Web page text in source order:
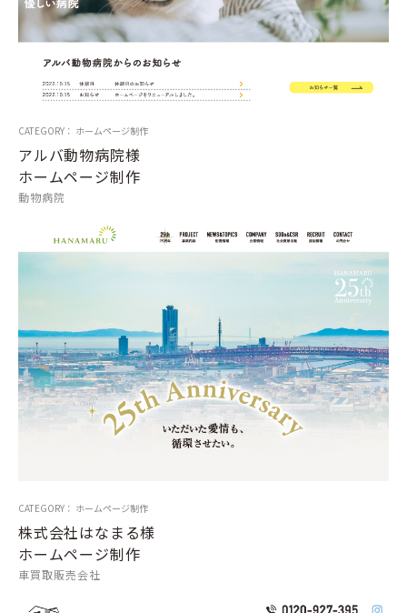
CATEGORY： ホームページ制作
アルバ動物病院様
ホームページ制作
動物病院
CATEGORY： ホームページ制作
株式会社はなまる様
ホームページ制作
車買取販売会社